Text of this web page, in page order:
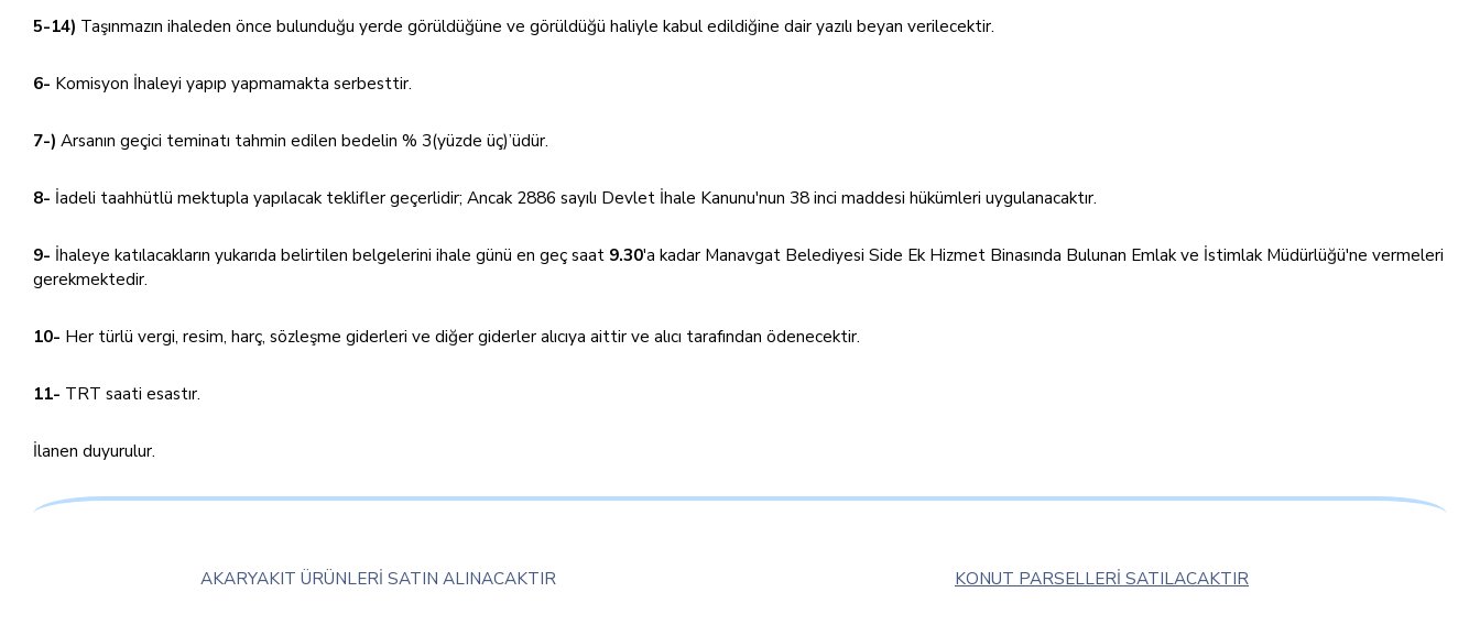
5-14) Taşınmazın ihaleden önce bulunduğu yerde görüldüğüne ve görüldüğü haliyle kabul edildiğine dair yazılı beyan verilecektir.
6- Komisyon İhaleyi yapıp yapmamakta serbesttir.
7-) Arsanın geçici teminatı tahmin edilen bedelin % 3(yüzde üç)’üdür.
8- İadeli taahhütlü mektupla yapılacak teklifler geçerlidir; Ancak 2886 sayılı Devlet İhale Kanunu'nun 38 inci maddesi hükümleri uygulanacaktır.
9- İhaleye katılacakların yukarıda belirtilen belgelerini ihale günü en geç saat 9.30'a kadar Manavgat Belediyesi Side Ek Hizmet Binasında Bulunan Emlak ve İstimlak Müdürlüğü'ne vermeleri
gerekmektedir.
10- Her türlü vergi, resim, harç, sözleşme giderleri ve diğer giderler alıcıya aittir ve alıcı tarafından ödenecektir.
11- TRT saati esastır.
İlanen duyurulur.
AKARYAKIT ÜRÜNLERİ SATIN ALINACAKTIR KONUT PARSELLERİ SATILACAKTIR